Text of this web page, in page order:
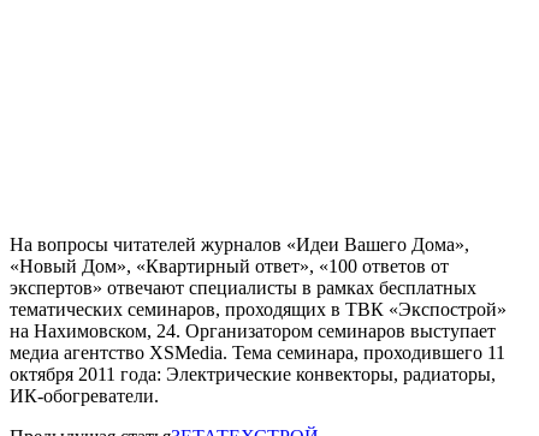
На вопросы читателей журналов «Идеи Вашего Дома»,
«Новый Дом», «Квартирный ответ», «100 ответов от
экспертов» отвечают специалисты в рамках бесплатных
тематических семинаров, проходящих в ТВК «Экспострой»
на Нахимовском, 24. Организатором семинаров выступает
медиа агентство XSMedia. Тема семинара, проходившего 11
октября 2011 года: Электрические конвекторы, радиаторы,
ИК-обогреватели.